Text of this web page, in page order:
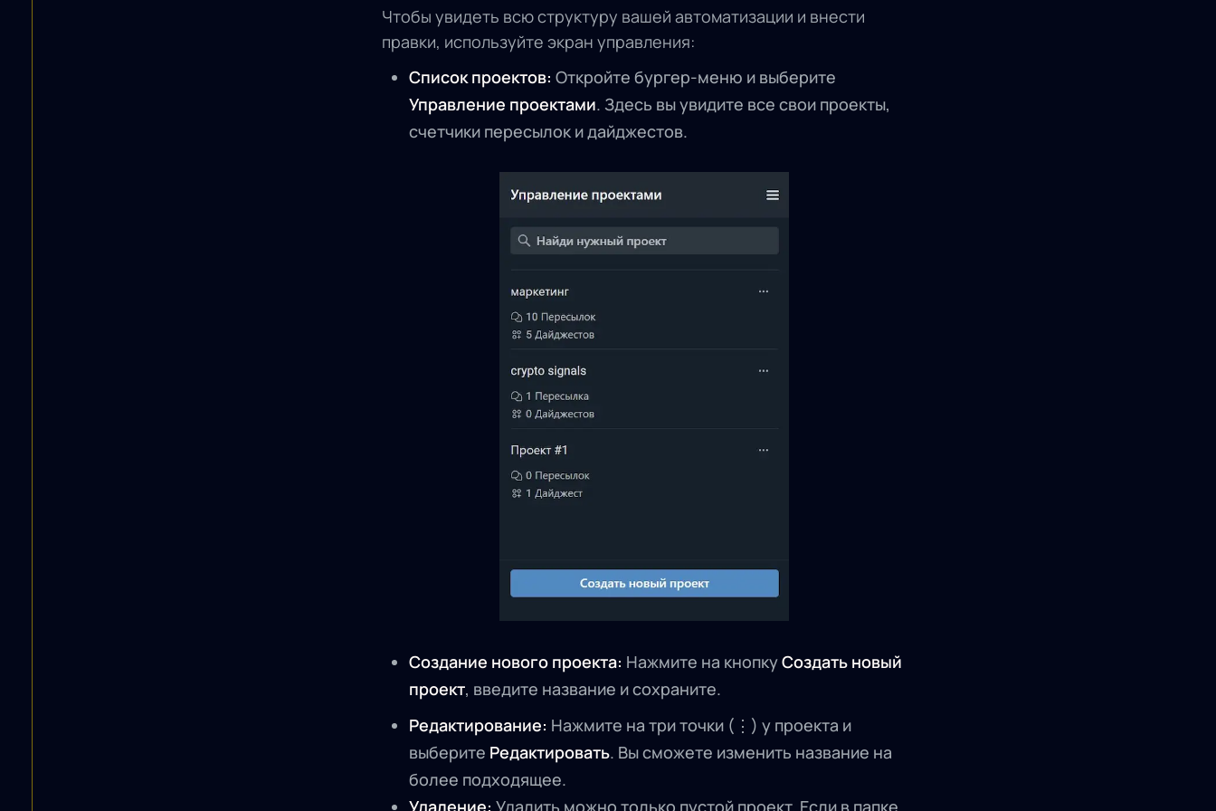
Чтобы увидеть всю структуру вашей автоматизации и внести
правки, используйте экран управления:
Список проектов: Откройте бургер-меню и выберите
Управление проектами. Здесь вы увидите все свои проекты,
счетчики пересылок и дайджестов.
Создание нового проекта: Нажмите на кнопкуСоздать новый
проект, введите название и сохраните.
Редактирование: Нажмите на три точки (⋮) у проекта и
выберите Редактировать. Вы сможете изменить название на
более подходящее.
Удаление: Удалить можно только пустой проект. Если в папке